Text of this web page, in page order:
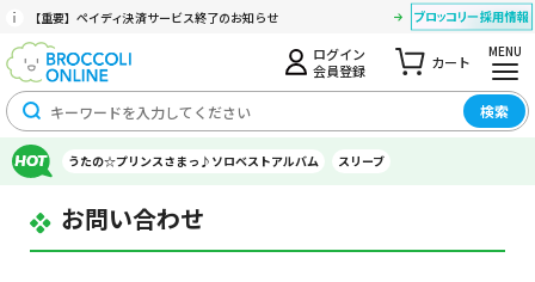
【重要】ペイディ決済サービス終了のお知らせ
ログイン
会員登録
カート
MENU
検索
うたの☆プリンスさまっ♪ソロベストアルバム スリーブ
お問い合わせ